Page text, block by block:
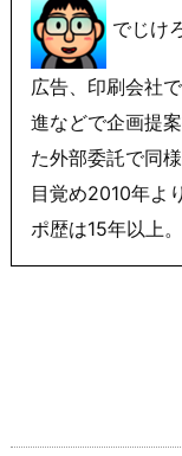
でじけ
広告、印刷会社
進などで企画提
た外部委託で同
目覚め2010年よ
ポ歴は15年以上。